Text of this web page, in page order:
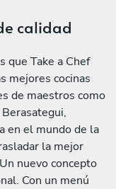
calidad
que Take a Chef
mejores cocinas
de maestros como
en el mundo de la
la mejor
nuevo concepto
Con un menú